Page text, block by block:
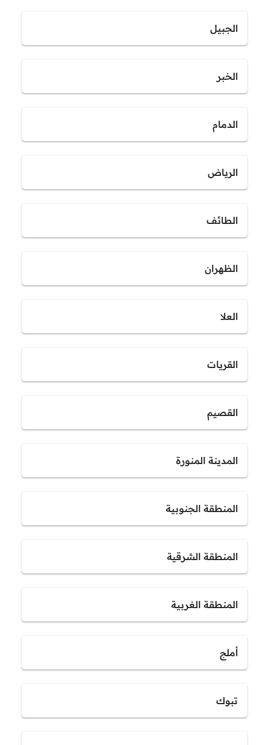
الجبيل
الخبر
الدمام
الرياض
الطائف
الظهران
العلا
القريات
القصيم
المدينة المنورة
المنطقة الجنوبية
المنطقة الشرقية
المنطقة الغربية
أملج
تبوك